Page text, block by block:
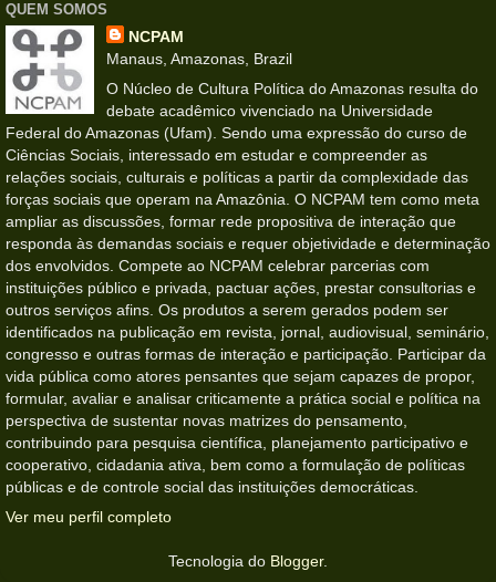
QUEM SOMOS
NCPAM
Manaus, Amazonas, Brazil
O Núcleo de Cultura Política do Amazonas resulta do
debate acadêmico vivenciado na Universidade
Federal do Amazonas (Ufam). Sendo uma expressão do curso de
Ciências Sociais, interessado em estudar e compreender as
relações sociais, culturais e políticas a partir da complexidade das
forças sociais que operam na Amazônia. O NCPAM tem como meta
ampliar as discussões, formar rede propositiva de interação que
responda às demandas sociais e requer objetividade e determinação
dos envolvidos. Compete ao NCPAM celebrar parcerias com
instituições público e privada, pactuar ações, prestar consultorias e
outros serviços afins. Os produtos a serem gerados podem ser
identificados na publicação em revista, jornal, audiovisual, seminário,
congresso e outras formas de interação e participação. Participar da
vida pública como atores pensantes que sejam capazes de propor,
formular, avaliar e analisar criticamente a prática social e política na
perspectiva de sustentar novas matrizes do pensamento,
contribuindo para pesquisa científica, planejamento participativo e
cooperativo, cidadania ativa, bem como a formulação de políticas
públicas e de controle social das instituições democráticas.
Ver meu perfil completo
Tecnologia do Blogger.